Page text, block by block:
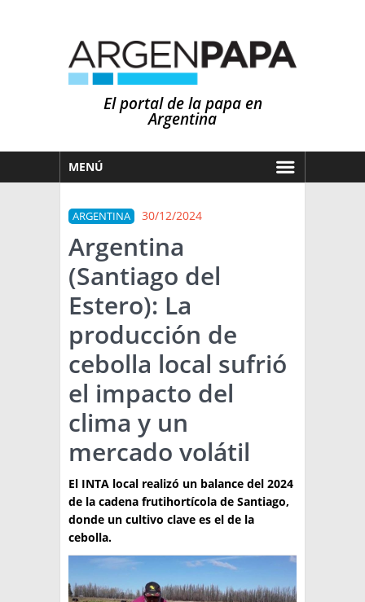
El portal de la papa en
Argentina
MENÚ
MERCADOS
NOTICIAS
EN ESPAÑOL
OTROS IDIOMAS
PRONÓSTICO
LLUVIAS
ARGENTINA
EL MUNDO
TÉCNICA
PRODUCCION
CLASIFICADOS
INTERES GENERAL
LA PAPA
RESOLUCIONES Y NORMATIVAS
ENLACES
ARGENPAPA
PUBLICIDAD
CONTACTO
BUSCAR NOTICIAS
BUSCAR
ARGENTINA 30/12/2024
Argentina
(Santiago del
Estero): La
producción de
cebolla local sufrió
el impacto del
clima y un
mercado volátil
El INTA local realizó un balance del 2024
de la cadena frutihortícola de Santiago,
donde un cultivo clave es el de la
cebolla.